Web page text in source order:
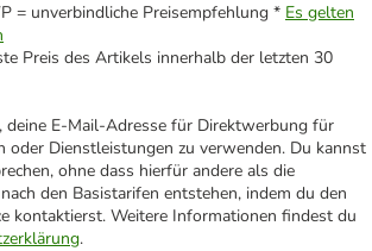
= unverbindliche Preisempfehlung * Es gelten
Preis des Artikels innerhalb der letzten 30
deine E-Mail-Adresse für Direktwerbung für
oder Dienstleistungen zu verwenden. Du kannst
ohne dass hierfür andere als die
den Basistarifen entstehen, indem du den
kontaktierst. Weitere Informationen findest du
.